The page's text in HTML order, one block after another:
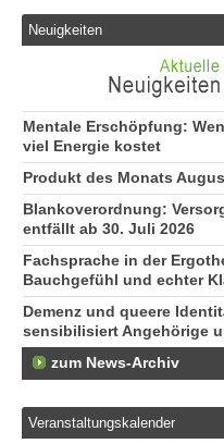
Neuigkeiten
Mentale Erschöpfung:
viel Energie kostet
Produkt des Monats
Blankoverordnung:
entfällt ab 30. Juli 2026
Fachsprache in der
Bauchgefühl und echter
Demenz und queere
sensibilisiert Angehörige
zum News-Archiv
Veranstaltungskalender